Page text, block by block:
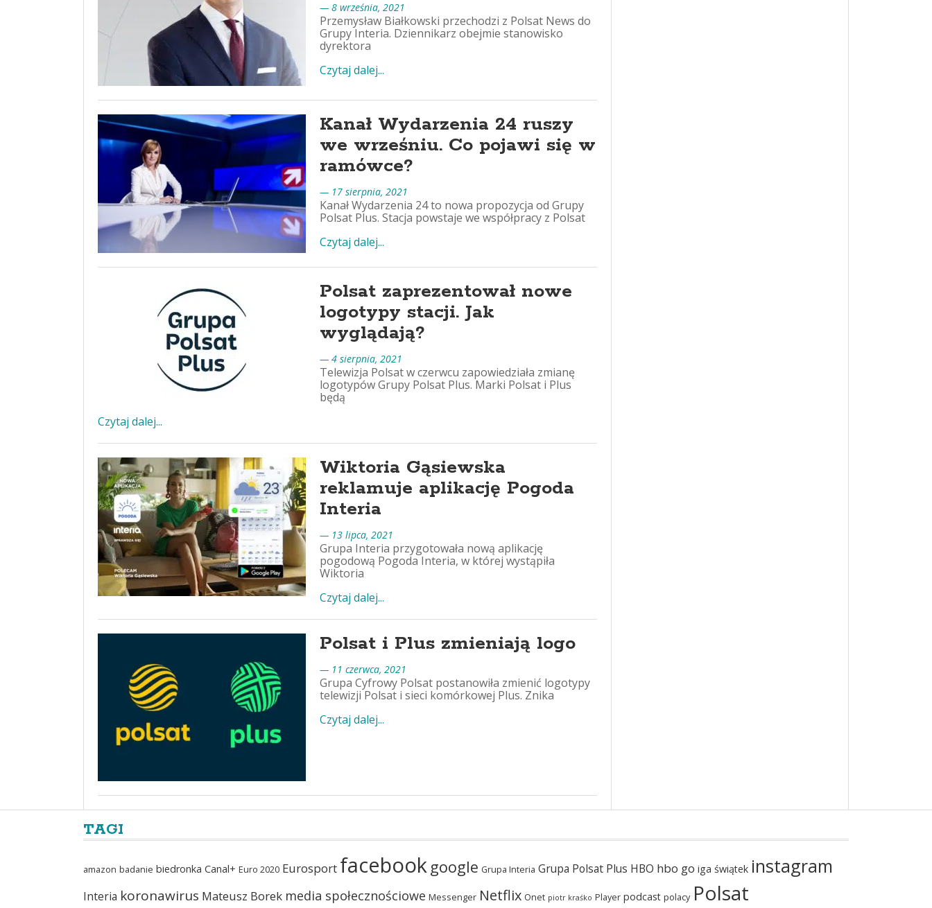
— 8 września, 2021
Przemysław Białkowski przechodzi z Polsat News do
Grupy Interia. Dziennikarz obejmie stanowisko
dyrektora
Czytaj dalej...
Kanał Wydarzenia 24 ruszy
we wrześniu. Co pojawi się w
ramówce?
— 17 sierpnia, 2021
Kanał Wydarzenia 24 to nowa propozycja od Grupy
Polsat Plus. Stacja powstaje we współpracy z Polsat
Czytaj dalej...
Polsat zaprezentował nowe
logotypy stacji. Jak
wyglądają?
— 4 sierpnia, 2021
Telewizja Polsat w czerwcu zapowiedziała zmianę
logotypów Grupy Polsat Plus. Marki Polsat i Plus
będą
Czytaj dalej...
Wiktoria Gąsiewska
reklamuje aplikację Pogoda
Interia
— 13 lipca, 2021
Grupa Interia przygotowała nową aplikację
pogodową Pogoda Interia, w której wystąpiła
Wiktoria
Czytaj dalej...
Polsat i Plus zmieniają logo
— 11 czerwca, 2021
Grupa Cyfrowy Polsat postanowiła zmienić logotypy
telewizji Polsat i sieci komórkowej Plus. Znika
Czytaj dalej...
TAGI
amazon badanie biedronka Canal+ Euro 2020 Eurosport facebook google Grupa Interia Grupa Polsat Plus HBO hbo go iga świątek instagram
Interia koronawirus Mateusz Borek media społecznościowe Messenger Netflix Onet piotr kraśko Player podcast polacy Polsat